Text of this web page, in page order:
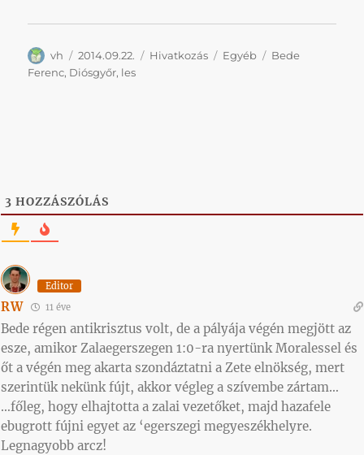
Szerző
vh Közzétéve
2014.09.22. Forma
Hivatkozás Kategória
Egyéb Címke
Bede
Ferenc, Diósgyőr, les
3 HOZZÁSZÓLÁS
Editor
RW 11 éve
Bede régen antikrisztus volt, de a pályája végén megjött az
esze, amikor Zalaegerszegen 1:0-ra nyertünk Moralessel és
őt a végén meg akarta szondáztatni a Zete elnökség, mert
szerintük nekünk fújt, akkor végleg a szívembe zártam…
…főleg, hogy elhajtotta a zalai vezetőket, majd hazafele
ebugrott fújni egyet az ‘egerszegi megyeszékhelyre.
Legnagyobb arcz!